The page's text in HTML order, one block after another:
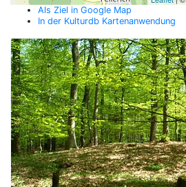
Als Ziel in Google Map
In der Kulturdb Kartenanwendung